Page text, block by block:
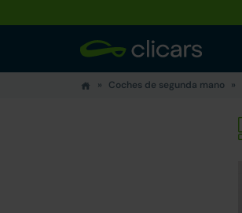
Coches de segunda mano